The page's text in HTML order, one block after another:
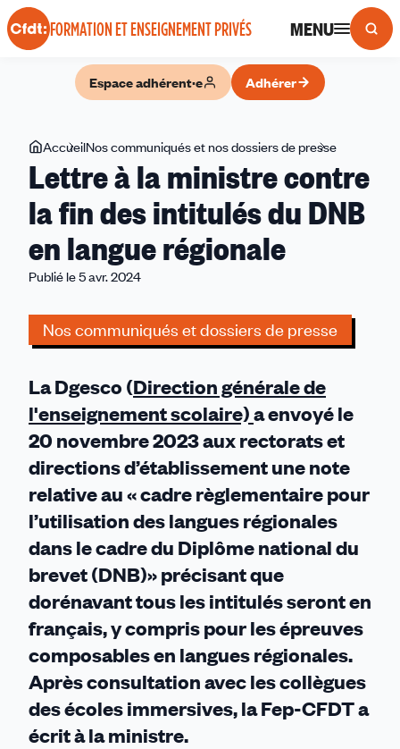
Panneau de gestion des cookies
FORMATION ET ENSEIGNEMENT PRIVÉS MENU
Espace adhérent·e Adhérer
Vous
êtes
ici
AccueilNos communiqués et nos dossiers de presse
à
la
ministre
intitulés
du
langue
régionale
Lettre à la ministre contre
la fin des intitulés du DNB
en langue régionale
Publié le 5 avr. 2024
Nos communiqués et dossiers de presse
La Dgesco (Direction générale de
l'enseignement scolaire)a envoyé le
20 novembre 2023 aux rectorats et
directions d’établissement une note
relative au « cadre règlementaire pour
l’utilisation des langues régionales
dans le cadre du Diplôme national du
brevet (DNB)» précisant que
dorénavant tous les intitulés seront en
français, y compris pour les épreuves
composables en langues régionales.
Après consultation avec les collègues
des écoles immersives, la Fep-CFDT a
écrit à la ministre.